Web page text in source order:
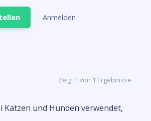
Anmelden
Zeigt 1 von 1 Ergebnisse
und Hunden verwendet,